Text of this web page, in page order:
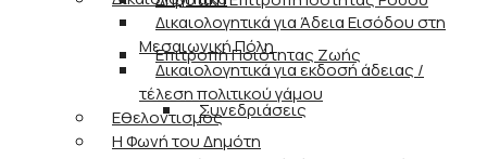
Επιτροπή Ποιότητας Ζωής
Συνεδριάσεις
Δικαιολογητικά για Άδεια Εισόδου στη
Μεσαιωνική Πόλη
Δικαιολογητικά για εκδοσή άδειας /
τέλεση πολιτικού γάμου
Εθελοντισμός
Η Φωνή του Δημότη